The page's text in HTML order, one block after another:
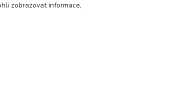
zobrazovat informace,